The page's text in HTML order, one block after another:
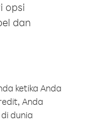
opsi
dan
ketika Anda
Anda
dunia